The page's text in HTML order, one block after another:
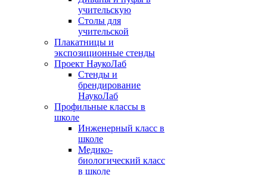
учительскую
Столы для
учительской
Плакатницы и
экспозиционные стенды
Проект НаукоЛаб
Стенды и
брендирование
НаукоЛаб
Профильные классы в
школе
Инженерный класс в
школе
Медико-
биологический класс
в школе